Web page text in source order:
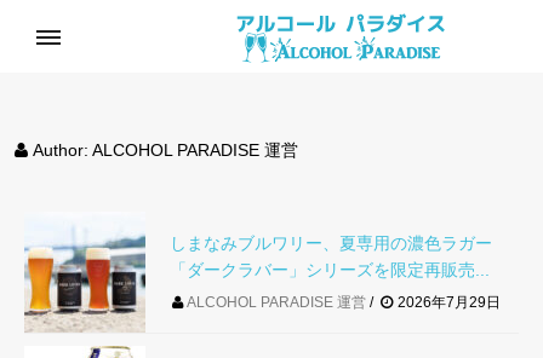
Author: ALCOHOL PARADISE 運営
しまなみブルワリー、夏専用の濃色ラガー
「ダークラバー」シリーズを限定再販売...
ALCOHOL PARADISE 運営 2026年7月29日